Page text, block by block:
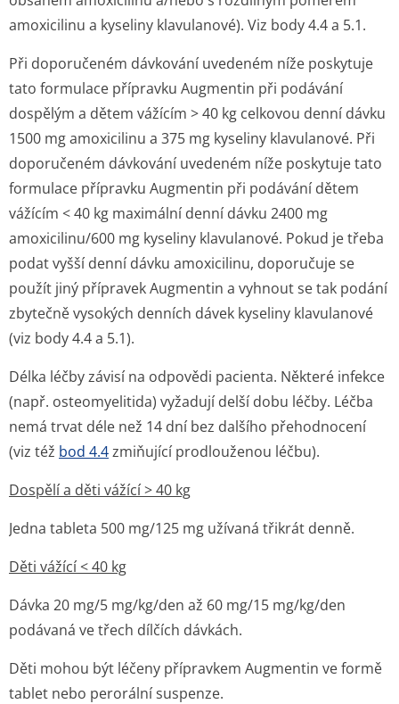
amoxicilinu a kyseliny klavulanové). Viz body 4.4 a 5.1.
Při doporučeném dávkování uvedeném níže poskytuje
tato formulace přípravku Augmentin při podávání
dospělým a dětem vážícím > 40 kg celkovou denní dávku
1500 mg amoxicilinu a 375 mg kyseliny klavulanové. Při
doporučeném dávkování uvedeném níže poskytuje tato
formulace přípravku Augmentin při podávání dětem
vážícím < 40 kg maximální denní dávku 2400 mg
amoxicilinu/600 mg kyseliny klavulanové. Pokud je třeba
podat vyšší denní dávku amoxicilinu, doporučuje se
použít jiný přípravek Augmentin a vyhnout se tak podání
zbytečně vysokých denních dávek kyseliny klavulanové
(viz body 4.4 a 5.1).
Délka léčby závisí na odpovědi pacienta. Některé infekce
(např. osteomyelitida) vyžadují delší dobu léčby. Léčba
nemá trvat déle než 14 dní bez dalšího přehodnocení
(viz též bod 4.4zmiňující prodlouženou léčbu).
Dospělí a děti vážící>40 kg
Jedna tableta 500 mg/125 mg užívaná třikrát denně.
Děti vážící < 40 kg
Dávka 20 mg/5 mg/kg/den až 60 mg/15 mg/kg/den
podávaná ve třech dílčích dávkách.
Děti mohou být léčeny přípravkem Augmentin ve formě
tablet nebo perorální suspenze.